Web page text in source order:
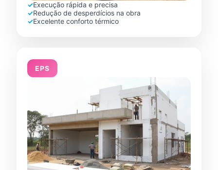
✓Execução rápida e precisa
✓Redução de desperdícios na obra
✓Excelente conforto térmico
EPS